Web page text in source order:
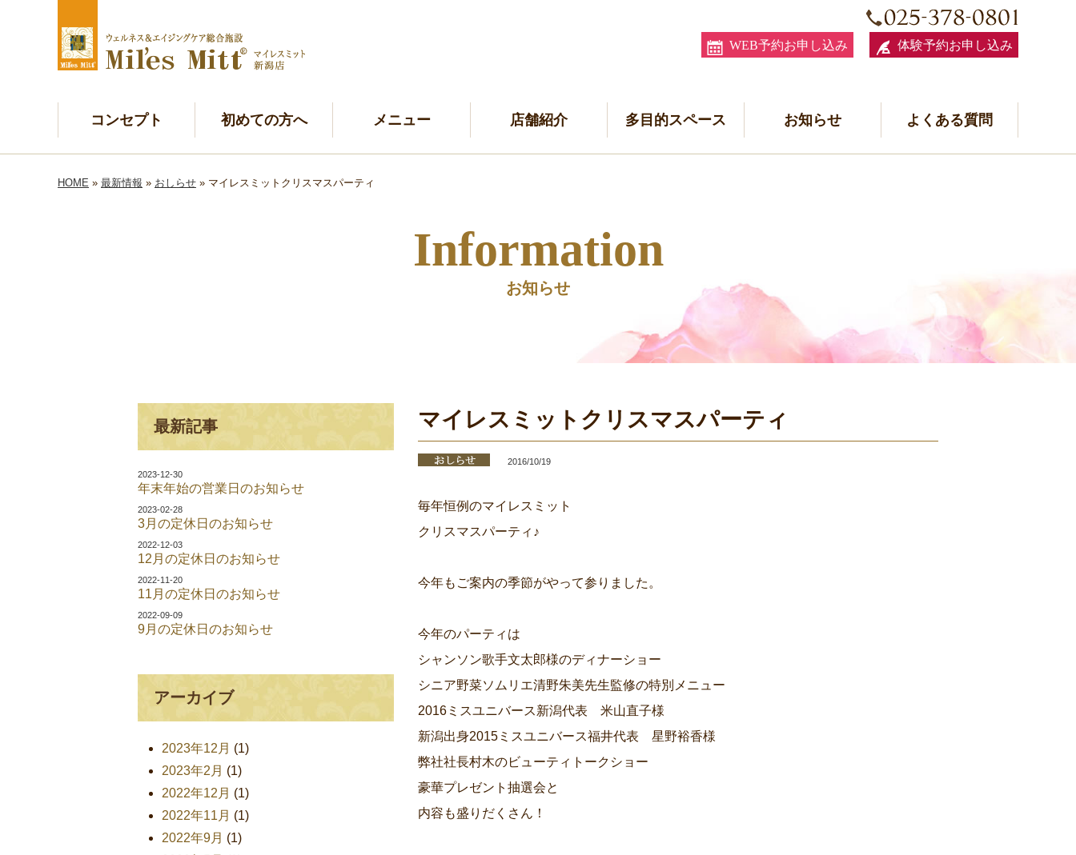
WEB予約お申し込み 体験予約お申し込み
コンセプト 初めての方へ メニュー 店舗紹介 多目的スペース お知らせ よくある質問
HOME » 最新情報 » おしらせ » マイレスミットクリスマスパーティ
Information
お知らせ
マイレスミットクリスマスパーティ
2016/10/19
毎年恒例のマイレスミット
クリスマスパーティ♪
今年もご案内の季節がやって参りました。
今年のパーティは
シャンソン歌手文太郎様のディナーショー
シニア野菜ソムリエ清野朱美先生監修の特別メニュー
2016ミスユニバース新潟代表 米山直子様
新潟出身2015ミスユニバース福井代表 星野裕香様
弊社社長村木のビューティトークショー
豪華プレゼント抽選会と
内容も盛りだくさん！
最新記事
2023-12-30
年末年始の営業日のお知らせ
2023-02-28
3月の定休日のお知らせ
2022-12-03
12月の定休日のお知らせ
2022-11-20
11月の定休日のお知らせ
2022-09-09
9月の定休日のお知らせ
アーカイブ
2023年12月 (1)
2023年2月 (1)
2022年12月 (1)
2022年11月 (1)
2022年9月 (1)